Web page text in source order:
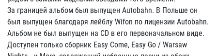
За границей альбом был выпущен Autobahn. В Польше он
был выпущен благодаря лейблу Wifon по лицензии Autobahn.
Альбом не был выпущен на CD в его первоначальном виде.
Доступен только сборник Easy Come, Easy Go / Warsaw